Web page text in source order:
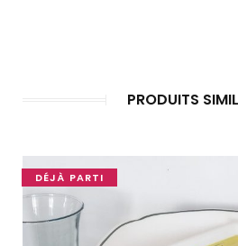
PRODUITS
DÉJÀ PARTI